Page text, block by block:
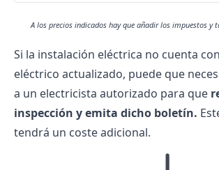
A los precios indicados hay que añadir los impuestos y
Si la instalación eléctrica no cuenta
eléctrico actualizado, puede que
a un electricista autorizado para que
inspección y emita dicho boletín.
tendrá un coste adicional.